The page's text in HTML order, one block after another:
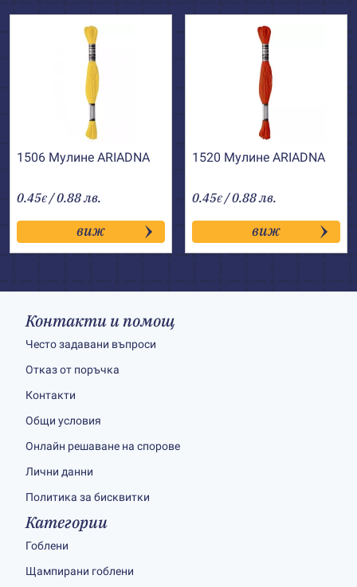
1506 Мулине АRIADNA
0.45€ / 0.88 лв.
виж
1520 Мулине АRIADNA
0.45€ / 0.88 лв.
виж
Контакти и помощ
Често задавани въпроси
Отказ от поръчка
Контакти
Общи условия
Онлайн решаване на спорове
Лични данни
Политика за бисквитки
Категории
Гоблени
Щампирани гоблени